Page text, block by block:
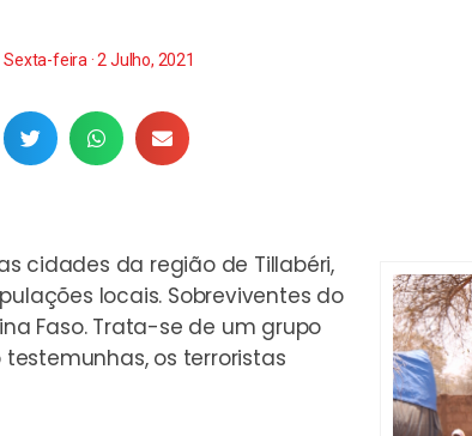
Sexta-feira · 2 Julho, 2021
cidades da região de Tillabéri,
locais. Sobreviventes do
Faso. Trata-se de um grupo
os terroristas